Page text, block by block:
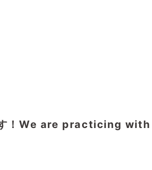
す！We are practicing